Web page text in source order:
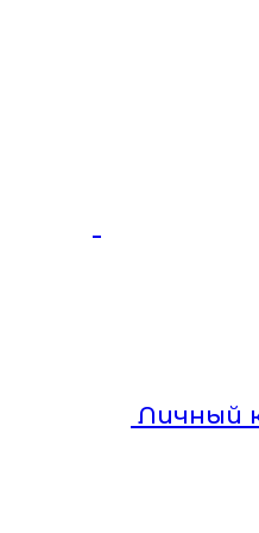
Личный